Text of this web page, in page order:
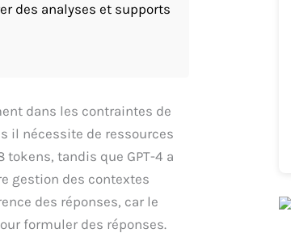
des analyses et supports
dans les contraintes de
il nécessite de ressources
tokens, tandis que GPT-4 a
gestion des contextes
des réponses, car le
formuler des réponses.